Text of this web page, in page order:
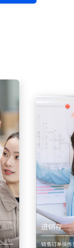
进销存
销售订单操作